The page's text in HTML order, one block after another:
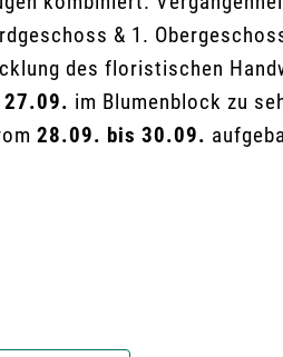
& 1.
des floristischen
im Blumenblock zu
28.09. bis 30.09.